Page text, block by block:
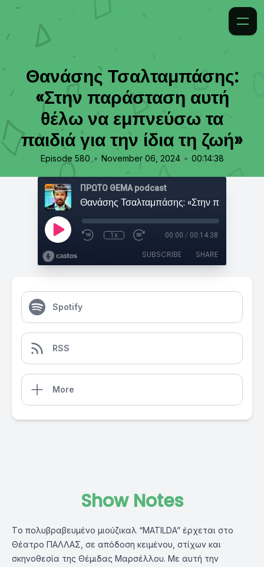
Θανάσης Τσαλταμπάσης:
«Στην παράσταση αυτή
θέλω να εμπνεύσω τα
παιδιά για την ίδια τη ζωή»
Episode 580 • November 06, 2024 • 00:14:38
ΠΡΩΤΟ ΘΕΜΑ podcast
1x 00:00 / 00:14:38
SUBSCRIBE SHARE
Spotify
RSS
More
Show Notes
Tο πολυβραβευμένο μιούζικαλ “MATILDA” έρχεται στο
Θέατρο ΠΑΛΛΑΣ, σε απόδοση κειμένου, στίχων και
σκηνοθεσία της Θέμιδας Μαρσέλλου. Με αυτή την